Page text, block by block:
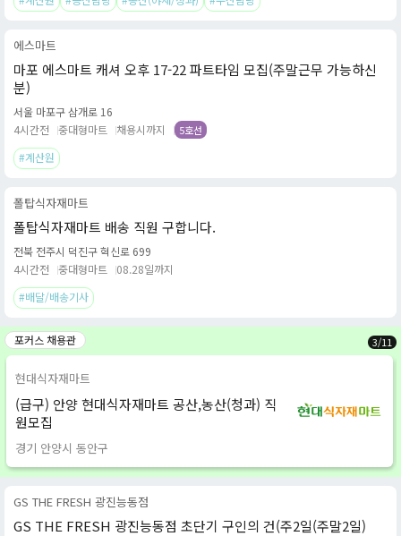
에스마트
마포 에스마트 캐셔 오후 17-22 파트타임 모집(주말근무 가능하신
분)
서울 마포구 삼개로 16
4시간전
중대형마트 채용시까지 5호선
#계산원
폴탑식자재마트
폴탑식자재마트 배송 직원 구합니다.
전북 전주시 덕진구 혁신로 699
4시간전
중대형마트
08.28일까지
#배달/배송기사
포커스 채용관 3/11
현대식자재마트
(급구) 안양 현대식자재마트 공산,농산(청과) 직
원모집
경기 안양시 동안구
GS THE FRESH 광진능동점
GS THE FRESH 광진능동점 초단기 구인의 건(주2일(주말2일)